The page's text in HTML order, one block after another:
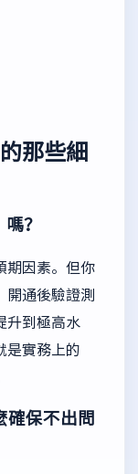
那些細
？
期因素。但你
開通後驗證測
升到極高水
是實務上的
確保不出問